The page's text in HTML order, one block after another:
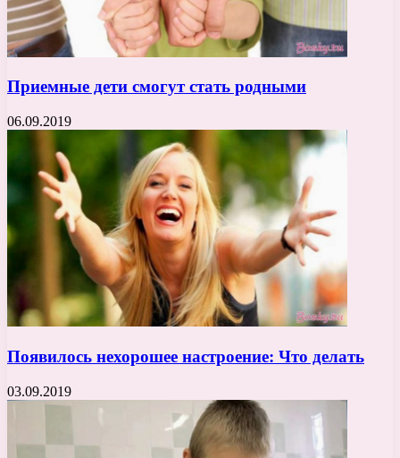
Приемные дети смогут стать родными
06.09.2019
Появилось нехорошее настроение: Что делать
03.09.2019